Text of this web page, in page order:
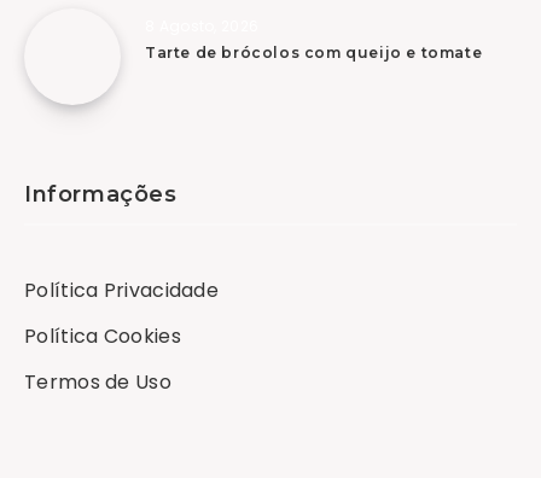
Tarte de brócolos com queijo e tomate
Informações
Política Privacidade
Política Cookies
Termos de Uso